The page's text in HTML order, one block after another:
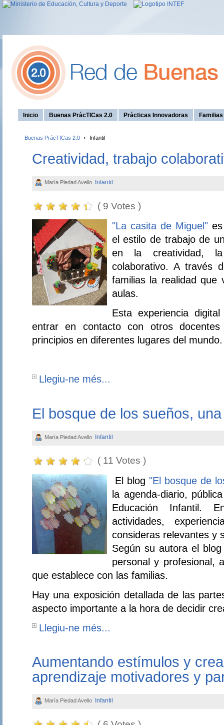
Inicio Buenas PrácTICas 2.0 Prácticas Innovadoras
Buenas PrácTICas 2.0 Infantil
Creatividad, trabajo
María Piedad Avello Infantil
( 9 Votes )
"La casita de Miguel"
el estilo de trabajo de
en la creatividad,
colaborativo. A través
familias la realidad que
aulas.
Esta experiencia
entrar en contacto con otros
principios en diferentes lugares del mundo.
Llegiu-ne més...
El bosque de los sueños,
María Piedad Avello Infantil
( 11 Votes )
El blog"El bosque de
la agenda-diario,
Educación Infantil.
actividades,
consideras relevantes y
Según su autora el
personal y profesional,
que establece con las familias.
Hay una exposición detallada de las
aspecto importante a la hora de decidir
Llegiu-ne més...
Aumentando estímulos y
aprendizaje motivadores y
María Piedad Avello Infantil